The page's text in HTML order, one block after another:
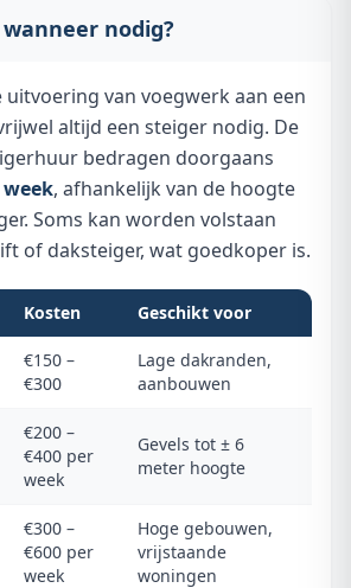
nodig?
uitvoering van voegwerk aan een
altijd een steiger nodig. De
bedragen doorgaans
week, afhankelijk van de hoogte
Soms kan worden volstaan
of daksteiger, wat goedkoper is.
Kosten Geschikt voor
€150 –
€300
Lage dakranden,
aanbouwen
€200 –
€400 per
week
Gevels tot ± 6
meter hoogte
€300 –
€600 per
week
Hoge gebouwen,
vrijstaande
woningen